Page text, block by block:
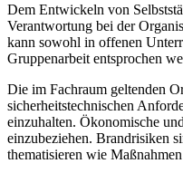
Dem Entwickeln von
Verantwortung bei der
kann sowohl in offenen
Gruppenarbeit entsprochen
Die im Fachraum geltenden
sicherheitstechnischen
einzuhalten. Ökonomische
einzubeziehen. Brandrisiken
thematisieren wie